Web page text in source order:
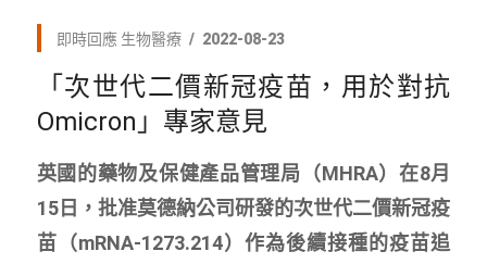
即時回應 生物醫療 2022-08-23
「次世代二價新冠疫苗，用於對抗
Omicron」專家意見
英國的藥物及保健產品管理局（MHRA）在8月
15日，批准莫德納公司研發的次世代二價新冠疫
苗（mRNA-1273.214）作為後續接種的疫苗追